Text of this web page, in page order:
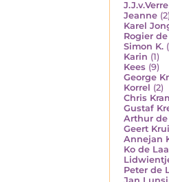
J.J.v.Verre
Jeanne (2)
Karel
Rogier
Simon K.
Karin (1)
Kees (9)
George
Korrel (2)
Chris
Gustaf
Arthur de
Geert
Annejan
Ko de
Peter de